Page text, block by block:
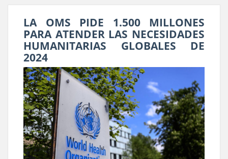
LA OMS PIDE 1.500 MILLONES
PARA ATENDER LAS NECESIDADES
HUMANITARIAS GLOBALES DE
2024